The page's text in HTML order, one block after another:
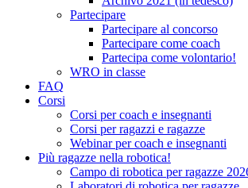
Partecipare
Partecipare al concorso
Partecipare come coach
Partecipa come volontario!
WRO in classe
FAQ
Corsi
Corsi per coach e insegnanti
Corsi per ragazzi e ragazze
Webinar per coach e insegnanti
Più ragazze nella robotica!
Campo di robotica per ragazze